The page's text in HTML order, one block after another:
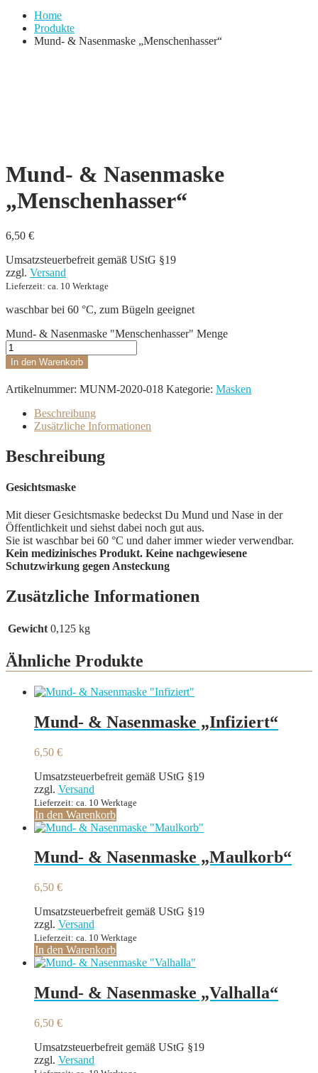
Home
Produkte
Mund- & Nasenmaske „Menschenhasser“
Mund- & Nasenmaske
„Menschenhasser“
6,50 €
Umsatzsteuerbefreit gemäß UStG §19
zzgl. Versand
Lieferzeit: ca. 10 Werktage
waschbar bei 60 °C, zum Bügeln geeignet
Mund- & Nasenmaske "Menschenhasser" Menge
In den Warenkorb
Artikelnummer: MUNM-2020-018 Kategorie: Masken
Beschreibung
Zusätzliche Informationen
Beschreibung
Gesichtsmaske
Mit dieser Gesichtsmaske bedeckst Du Mund und Nase in der
Öffentlichkeit und siehst dabei noch gut aus.
Sie ist waschbar bei 60 °C und daher immer wieder verwendbar.
Kein medizinisches Produkt. Keine nachgewiesene
Schutzwirkung gegen Ansteckung
Zusätzliche Informationen
Gewicht 0,125 kg
Ähnliche Produkte
Mund- & Nasenmaske „Infiziert“
6,50 €
Umsatzsteuerbefreit gemäß UStG §19
zzgl. Versand
Lieferzeit: ca. 10 Werktage
In den Warenkorb
Mund- & Nasenmaske „Maulkorb“
6,50 €
Umsatzsteuerbefreit gemäß UStG §19
zzgl. Versand
Lieferzeit: ca. 10 Werktage
In den Warenkorb
Mund- & Nasenmaske „Valhalla“
6,50 €
Umsatzsteuerbefreit gemäß UStG §19
zzgl. Versand